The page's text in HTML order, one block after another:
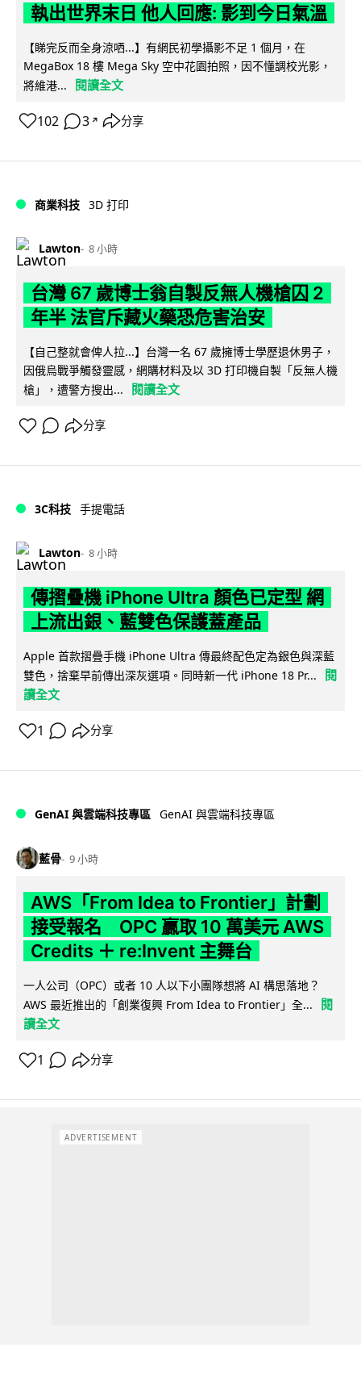
執出世界末日 他人回應: 影到今日氣溫
【睇完反而全身涼哂...】有網民初學攝影不足 1 個月，在
MegaBox 18 樓 Mega Sky 空中花園拍照，因不懂調校光影，
將維港...
閱讀全文
102 3 ↗ 分享
商業科技 3D 打印
Lawton 8 小時
台灣 67 歲博士翁自製反無人機槍囚 2
年半 法官斥藏火藥恐危害治安
【自己整就會俾人拉...】台灣一名 67 歲擁博士學歷退休男子，
因俄烏戰爭觸發靈感，網購材料及以 3D 打印機自製「反無人機
槍」，遭警方搜出...
閱讀全文
分享
3C科技 手提電話
Lawton 8 小時
傳摺疊機 iPhone Ultra 顏色已定型 網
上流出銀、藍雙色保護蓋產品
Apple 首款摺疊手機 iPhone Ultra 傳最終配色定為銀色與深藍
雙色，捨棄早前傳出深灰選項。同時新一代 iPhone 18 Pr...
閱
讀全文
1 分享
GenAI 與雲端科技專區 GenAI 與雲端科技專區
藍骨 9 小時
AWS「From Idea to Frontier」計劃
接受報名 OPC 贏取 10 萬美元 AWS
Credits ＋ re:Invent 主舞台
一人公司（OPC）或者 10 人以下小團隊想將 AI 構思落地？
AWS 最近推出的「創業復興 From Idea to Frontier」全...
閱
讀全文
1 分享
ADVERTISEMENT